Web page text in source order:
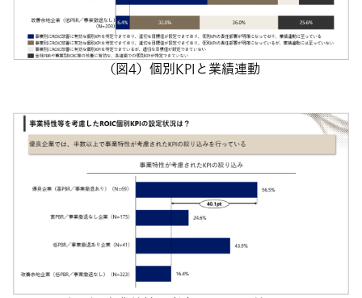
（図4）個別KPIと業績連動